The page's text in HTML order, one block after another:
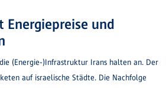
Energiepreise und
(Energie-)Infrastruktur Irans halten an. Der
auf israelische Städte. Die Nachfolge